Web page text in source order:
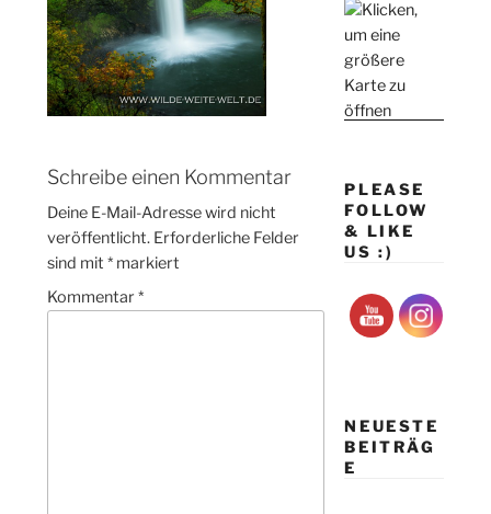
Schreibe einen Kommentar
Deine E-Mail-Adresse wird nicht
veröffentlicht. Erforderliche Felder
sind mit* markiert
Kommentar*
PLEASE
FOLLOW
& LIKE
US :)
NEUESTE
BEITRÄG
E